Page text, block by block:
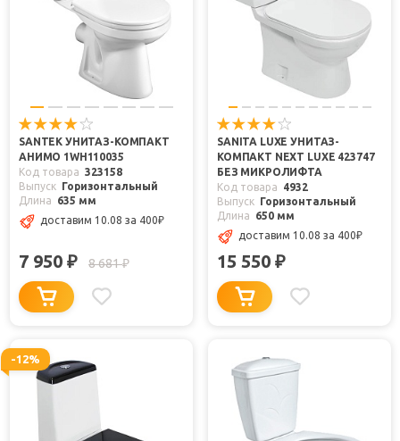
SANTEK УНИТАЗ-КОМПАКТ
АНИМО 1WH110035
Код товара 323158
Выпуск Горизонтальный
Длина
635 мм
доставим 10.08 за 400₽
7 950 ₽ 8 681₽
SANITA LUXE УНИТАЗ-
КОМПАКТ NEXT LUXE 423747
БЕЗ МИКРОЛИФТА
Код товара
4932
Выпуск Горизонтальный
Длина
650 мм
доставим 10.08 за 400₽
15 550 ₽
-12%